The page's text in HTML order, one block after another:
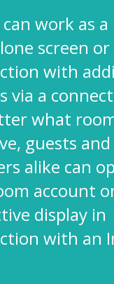
can work as a
screen or
with
via a
what
guests
alike can
account
display in
with an